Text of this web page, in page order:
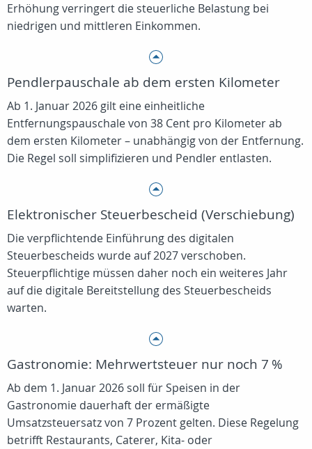
Erhöhung verringert die steuerliche Belastung bei
niedrigen und mittleren Einkommen.
Pendlerpauschale ab dem ersten Kilometer
Ab 1. Januar 2026 gilt eine einheitliche
Entfernungspauschale von 38 Cent pro Kilometer ab
dem ersten Kilometer – unabhängig von der Entfernung.
Die Regel soll simplifizieren und Pendler entlasten.
Elektronischer Steuerbescheid (Verschiebung)
Die verpflichtende Einführung des digitalen
Steuerbescheids wurde auf 2027 verschoben.
Steuerpflichtige müssen daher noch ein weiteres Jahr
auf die digitale Bereitstellung des Steuerbescheids
warten.
Gastronomie: Mehrwertsteuer nur noch 7 %
Ab dem 1. Januar 2026 soll für Speisen in der
Gastronomie dauerhaft der ermäßigte
Umsatzsteuersatz von 7 Prozent gelten. Diese Regelung
betrifft Restaurants, Caterer, Kita‑ oder